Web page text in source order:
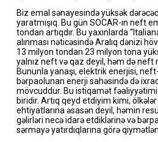
Biz emal sənayesində yüksək
yaratmışıq. Bu gün SOCAR-ın neft
tondan artıqdır. Bu yaxınlarda
alınması nəticəsində Aralıq dənizi
13 milyon tondan 23 milyon tona
yalnız neft və qaz deyil, həm də neft
Bununla yanaşı, elektrik enerjisi,
bərpaolunan enerji sahəsində də
mövcuddur. Bu istiqamət
biridir. Artıq qeyd etdiyim kimi,
ehtiyatlarına əsasən deyil, həmin
gəlirləri necə idarə etdiklərinə və
sərmayə yatırdıqlarına görə